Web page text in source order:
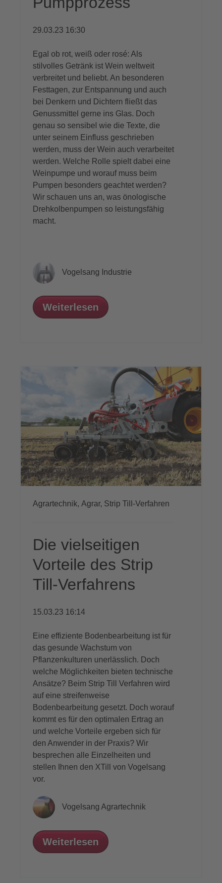
29.03.23 16:30
Egal ob rot, weiß oder rosé: Als
stilvolles Getränk ist Wein weltweit
verbreitet und beliebt. An besonderen
Festtagen, zur Entspannung und auch
bei Denkern und Dichtern fließt das
Genussmittel gerne ins Glas. Doch
genau so sensibel wie die Texte, die
unter seinem Einfluss geschrieben
werden, muss der Wein auch verarbeitet
werden. Welche Rolle spielt dabei eine
Weinpumpe und worauf muss beim
Pumpen besonders geachtet werden?
Wir schauen uns an, was önologische
Drehkolbenpumpen so leistungsfähig
macht.
Vogelsang Industrie
Weiterlesen
Agrartechnik, Agrar, Strip Till-Verfahren
Die vielseitigen
Vorteile des Strip
Till-Verfahrens
15.03.23 16:14
Eine effiziente Bodenbearbeitung ist für
das gesunde Wachstum von
Pflanzenkulturen unerlässlich. Doch
welche Möglichkeiten bieten technische
Ansätze? Beim Strip Till Verfahren wird
auf eine streifenweise
Bodenbearbeitung gesetzt. Doch worauf
kommt es für den optimalen Ertrag an
und welche Vorteile ergeben sich für
den Anwender in der Praxis? Wir
besprechen alle Einzelheiten und
stellen Ihnen den XTill von Vogelsang
vor.
Vogelsang Agrartechnik
Weiterlesen